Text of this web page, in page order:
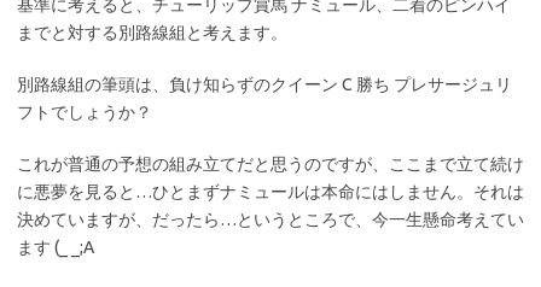
基準に考えると、チューリップ賞馬 ナミュール、二着のピンハイ
までと対する別路線組と考えます。
別路線組の筆頭は、負け知らずのクイーン C 勝ち プレサージュリ
フトでしょうか？
これが普通の予想の組み立てだと思うのですが、ここまで立て続け
に悪夢を見ると…ひとまずナミュールは本命にはしません。それは
決めていますが、だったら…というところで、今一生懸命考えてい
ます (_ _;A